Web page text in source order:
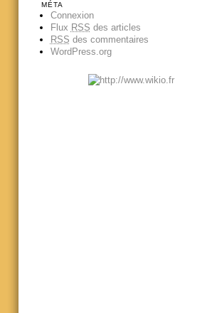
MÉTA
Connexion
Flux RSS des articles
RSS des commentaires
WordPress.org